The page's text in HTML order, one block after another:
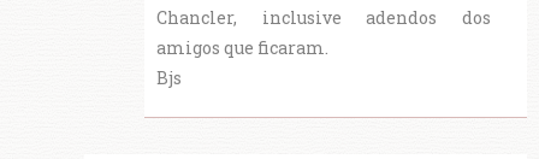
Chancler, inclusive adendos dos
amigos que ficaram.
Bjs